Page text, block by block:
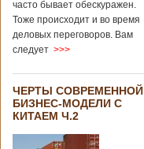
часто бывает обескуражен.
Тоже происходит и во время
деловых переговоров. Вам
следует >>>
ЧЕРТЫ СОВРЕМЕННОЙ
БИЗНЕС-МОДЕЛИ С
КИТАЕМ Ч.2